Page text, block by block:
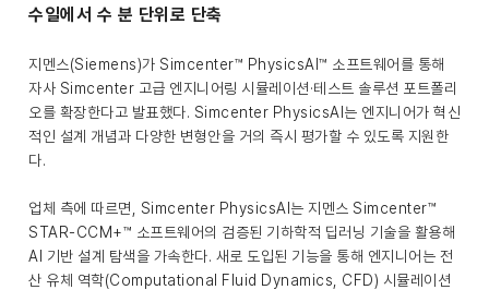
수일에서 수 분 단위로 단축
지멘스(Siemens)가 Simcenter™ PhysicsAI™ 소프트웨어를 통해
자사 Simcenter 고급 엔지니어링 시뮬레이션·테스트 솔루션 포트폴리
오를 확장한다고 발표했다. Simcenter PhysicsAI는 엔지니어가 혁신
적인 설계 개념과 다양한 변형안을 거의 즉시 평가할 수 있도록 지원한
다.
업체 측에 따르면, Simcenter PhysicsAI는 지멘스 Simcenter™
STAR-CCM+™ 소프트웨어의 검증된 기하학적 딥러닝 기술을 활용해
AI 기반 설계 탐색을 가속한다. 새로 도입된 기능을 통해 엔지니어는 전
산 유체 역학(Computational Fluid Dynamics, CFD) 시뮬레이션